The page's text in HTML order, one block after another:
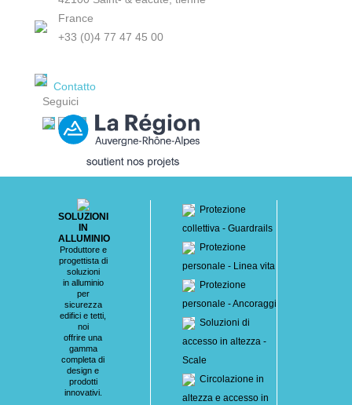
France
+33 (0)4 77 47 45 00
Contatto
Seguici
SOLUZIONI
IN
ALLUMINIO
Produttore e
progettista di
soluzioni
in alluminio
per
sicurezza
edifici e tetti,
noi
offrire una
gamma
completa di
design e
prodotti
innovativi.
Protezione
collettiva - Guardrails
Protezione
personale - Linea vita
Protezione
personale - Ancoraggi
Soluzioni di
accesso in altezza -
Scale
Circolazione in
altezza e accesso in